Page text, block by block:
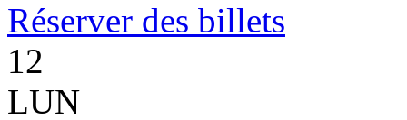
Réserver des billets
12
LUN